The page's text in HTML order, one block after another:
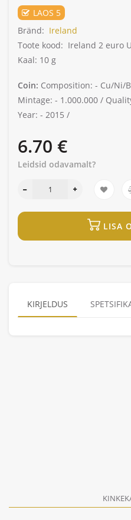
LAOS 5
Bränd: Ireland
Toote kood: Ireland 2 euro
Kaal: 10 g
Coin: Composition: - Cu/Ni/
Mintage: - 1.000.000 /
Year: - 2015 /
6.70 €
Leidsid odavamalt?
LISA
KIRJELDUS